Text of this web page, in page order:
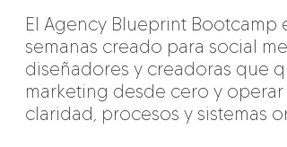
El Agency Blueprint
semanas creado para social
diseñadores y creadoras que
marketing desde cero y
claridad, procesos y sistemas